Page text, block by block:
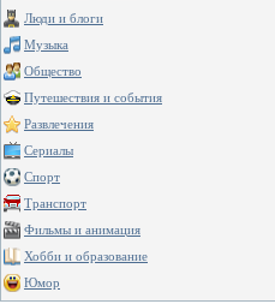
Люди и блоги
Музыка
Общество
Путешествия и события
Развлечения
Сериалы
Спорт
Транспорт
Фильмы и анимация
Хобби и образование
Юмор